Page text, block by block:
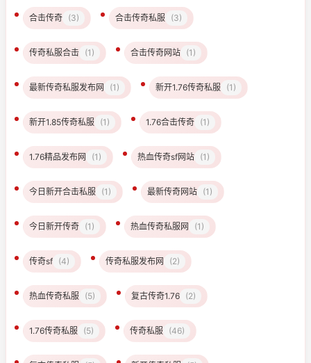
合击传奇 (3) 合击传奇私服 (3)
传奇私服合击 (1) 合击传奇网站 (1)
最新传奇私服发布网 (1) 新开1.76传奇私服 (1)
新开1.85传奇私服 (1) 1.76合击传奇 (1)
1.76精品发布网 (1) 热血传奇sf网站 (1)
今日新开合击私服 (1) 最新传奇网站 (1)
今日新开传奇 (1) 热血传奇私服网 (1)
传奇sf (4) 传奇私服发布网 (2)
热血传奇私服 (5) 复古传奇1.76 (2)
1.76传奇私服 (5) 传奇私服 (46)